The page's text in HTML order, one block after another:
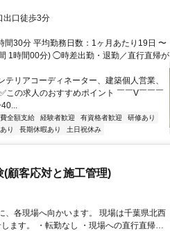
出口徒歩3分
間30分 平均勤務日数：1ヶ月あたり19日 〜
1時間00分) ◯時差出勤・退勤／直行直帰が
リアコーディネーター、建築個人営業、
この求人のおすすめポイント ￣￣V￣￣￣
全額支給 経験者歓迎 有資格者歓迎
研修あり
り 長期休暇あり 土日祝休み
(顧客応対と施工管理)
ます。 ・転勤なし ・現場への直行直帰